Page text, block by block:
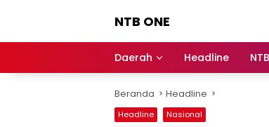
NTB ONE
dan
Berita
Lombok
Daerah Headline NTB
Beranda Headline
Headline Nasional